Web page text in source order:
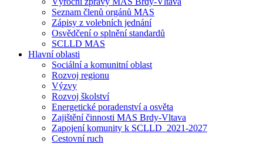
Seznam členů orgánů MAS
Zápisy z volebních jednání
Osvědčení o splnění standardů
SCLLD MAS
Hlavní oblasti
Sociální a komunitní oblast
Rozvoj regionu
Výzvy
Rozvoj školství
Energetické poradenství a osvěta
Zajištění činnosti MAS Brdy-Vltava
Zapojení komunity k SCLLD_2021-2027
Cestovní ruch